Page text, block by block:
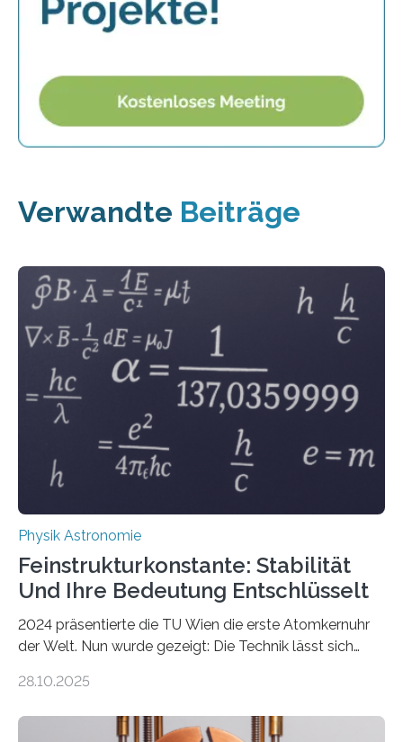
Verwandte Beiträge
Physik Astronomie
Feinstrukturkonstante: Stabilität
Und Ihre Bedeutung Entschlüsselt
2024 präsentierte die TU Wien die erste Atomkernuhr
der Welt. Nun wurde gezeigt: Die Technik lässt sich
fundamentalen Physik nachzugehen. Thorium-
Messungen verwenden. Das hatte man jahrzehntelang
28.10.2025